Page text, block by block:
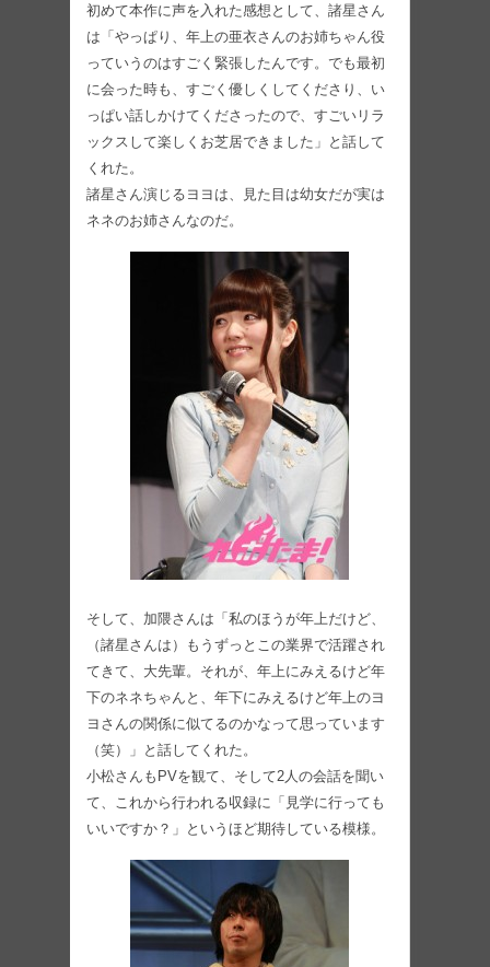
初めて本作に声を入れた感想として、諸星さん
は「やっぱり、年上の亜衣さんのお姉ちゃん役
っていうのはすごく緊張したんです。でも最初
に会った時も、すごく優しくしてくださり、い
っぱい話しかけてくださったので、すごいリラ
ックスして楽しくお芝居できました」と話して
くれた。
諸星さん演じるヨヨは、見た目は幼女だが実は
ネネのお姉さんなのだ。
そして、加隈さんは「私のほうが年上だけど、
（諸星さんは）もうずっとこの業界で活躍され
てきて、大先輩。それが、年上にみえるけど年
下のネネちゃんと、年下にみえるけど年上のヨ
ヨさんの関係に似てるのかなって思っています
（笑）」と話してくれた。
小松さんもPVを観て、そして2人の会話を聞い
て、これから行われる収録に「見学に行っても
いいですか？」というほど期待している模様。